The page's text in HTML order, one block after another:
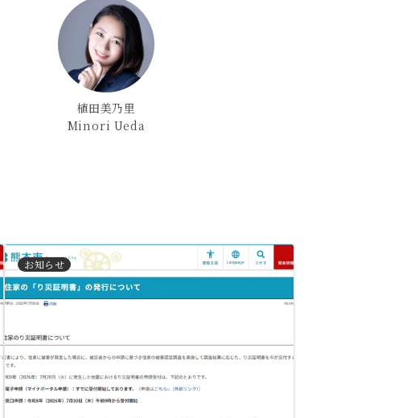
植田美乃里
Minori Ueda
お知らせ